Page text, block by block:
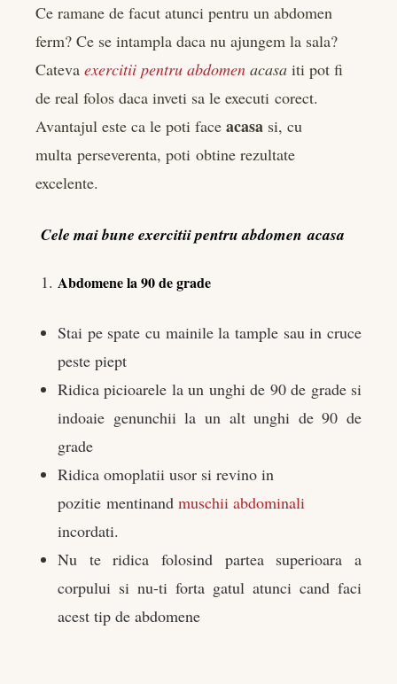
Ce ramane de facut atunci pentru un abdomen
ferm? Ce se intampla daca nu ajungem la sala?
Cateva exercitii pentru abdomen acasa iti pot fi
de real folos daca inveti sa le executi corect.
Avantajul este ca le poti face acasa si, cu
multa perseverenta, poti obtine rezultate
excelente.
Cele mai bune exercitii pentru abdomen acasa
Abdomene la 90 de grade
Stai pe spate cu mainile la tample sau in cruce
peste piept
Ridica picioarele la un unghi de 90 de grade si
indoaie genunchii la un alt unghi de 90 de
grade
Ridica omoplatii usor si revino in
pozitie mentinand muschii abdominali
incordati.
Nu te ridica folosind partea superioara a
corpului si nu-ti forta gatul atunci cand faci
acest tip de abdomene